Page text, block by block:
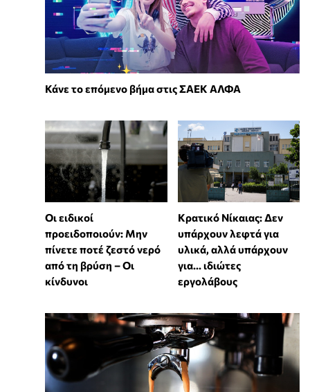
Κάνε το επόμενο βήμα στις ΣΑΕΚ ΑΛΦΑ
Οι ειδικοί
προειδοποιούν: Μην
πίνετε ποτέ ζεστό νερό
από τη βρύση – Οι
κίνδυνοι
Κρατικό Νίκαιας: Δεν
υπάρχουν λεφτά για
υλικά, αλλά υπάρχουν
για... ιδιώτες
εργολάβους